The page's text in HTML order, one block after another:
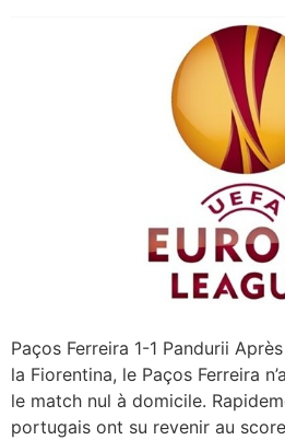
Paços Ferreira 1-1 Pandurii
la Fiorentina, le Paços Ferreira
le match nul à domicile.
portugais ont su revenir au